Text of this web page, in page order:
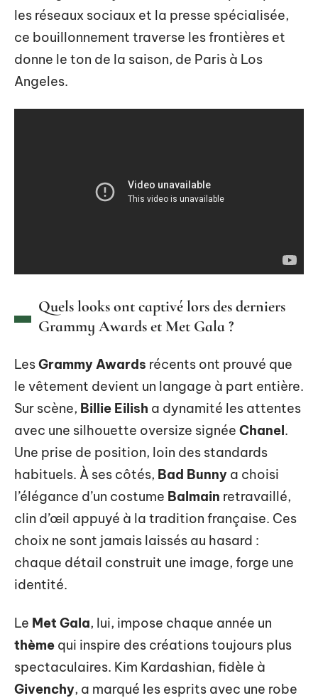
les réseaux sociaux et la presse spécialisée,
ce bouillonnement traverse les frontières et
donne le ton de la saison, de Paris à Los
Angeles.
Quels looks ont captivé lors des derniers
Grammy Awards et Met Gala ?
LesGrammy Awards récents ont prouvé que
le vêtement devient un langage à part entière.
Sur scène, Billie Eilish a dynamité les attentes
avec une silhouette oversize signée Chanel.
Une prise de position, loin des standards
habituels. À ses côtés, Bad Bunny a choisi
l’élégance d’un costume Balmain retravaillé,
clin d’œil appuyé à la tradition française. Ces
choix ne sont jamais laissés au hasard :
chaque détail construit une image, forge une
identité.
Le Met Gala, lui, impose chaque année un
thème qui inspire des créations toujours plus
spectaculaires. Kim Kardashian, fidèle à
Givenchy, a marqué les esprits avec une robe